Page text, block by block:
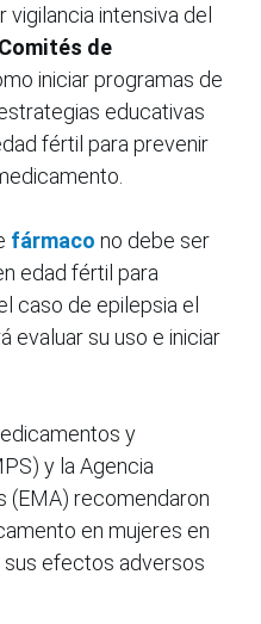
intensiva del
Comités de
iniciar programas de
educativas
fértil para prevenir
fármaco no debe ser
edad fértil para
caso de epilepsia el
evaluar su uso e iniciar
y
y la Agencia
(EMA) recomendaron
en mujeres en
efectos adversos